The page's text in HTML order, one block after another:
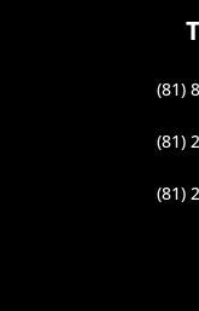
(81)
(81)
(81)